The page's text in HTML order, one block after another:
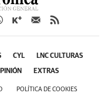
CYL LNC CULTURAS
EXTRAS
POLÍTICA DE COOKIES